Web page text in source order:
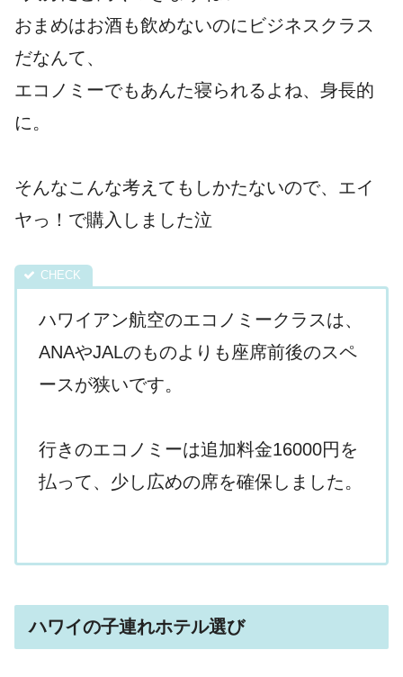
おまめはお酒も飲めないのにビジネスクラス
だなんて、
エコノミーでもあんた寝られるよね、身長的
に。
そんなこんな考えてもしかたないので、エイ
ヤっ！で購入しました泣
ハワイアン航空のエコノミークラスは、
ANAやJALのものよりも座席前後のスペ
ースが狭いです。
行きのエコノミーは追加料金16000円を
払って、少し広めの席を確保しました。
ハワイの子連れホテル選び